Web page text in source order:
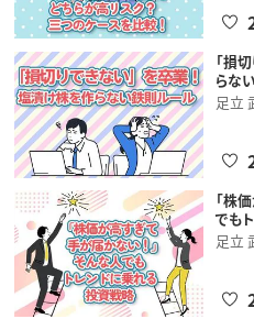
「損
らな
足立
「株
でも
足立